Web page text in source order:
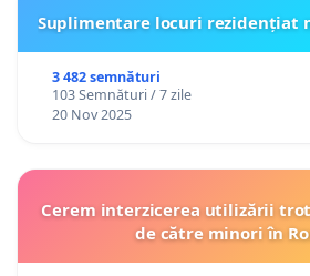
Suplimentare locuri rezidențiat
3 482 semnături
103 Semnături / 7 zile
20 Nov 2025
Cerem interzicerea utilizării
de către minori în